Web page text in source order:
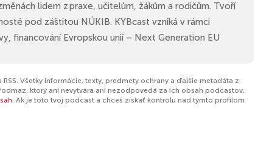
lidem z praxe, učitelům, žákům a rodičům. Tvoří
pod záštitou NÚKIB. KYBcast vzniká v rámci
financování Evropskou unií – Next Generation EU
Všetky informácie, texty, predmety ochrany a ďalšie metadáta z
ktorý ani nevytvára ani nezodpovedá za ich obsah podcastov.
. Ak je toto tvoj podcast a chceš získať kontrolu nad týmto profilom